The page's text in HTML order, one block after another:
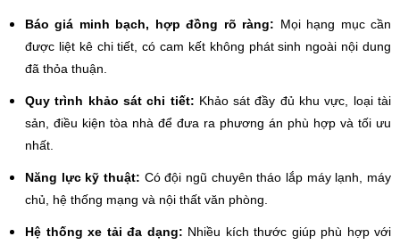
Báo giá minh bạch, hợp đồng rõ ràng: Mọi hạng mục cần
được liệt kê chi tiết, có cam kết không phát sinh ngoài nội dung
đã thỏa thuận.
Quy trình khảo sát chi tiết: Khảo sát đầy đủ khu vực, loại tài
sản, điều kiện tòa nhà để đưa ra phương án phù hợp và tối ưu
nhất.
Năng lực kỹ thuật: Có đội ngũ chuyên tháo lắp máy lạnh, máy
chủ, hệ thống mạng và nội thất văn phòng.
Hệ thống xe tải đa dạng: Nhiều kích thước giúp phù hợp với